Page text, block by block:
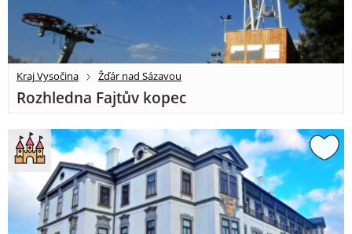
Kraj Vysočina Žďár nad Sázavou
Rozhledna Fajtův kopec